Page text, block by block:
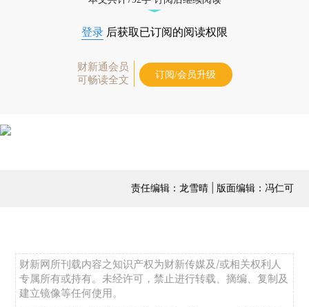
登录 后获取已订阅的阅读权限
财新通会员
可畅读全文
订阅/会员升级
责任编辑：龙雪晴 | 版面编辑：冯仁可
财新网所刊载内容之知识产权为财新传媒及/或相关权利人
专属所有或持有。未经许可，禁止进行转载、摘编、复制及
建立镜像等任何使用。